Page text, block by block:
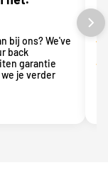
bij ons? We've
back
garantie
je verder